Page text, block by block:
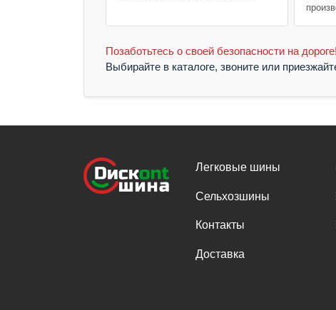
Позаботьтесь о своей безопасности на дороге!
Выбирайте в каталоге, звоните или
Легковые шины
Сельхозшины
Контакты
Доставка